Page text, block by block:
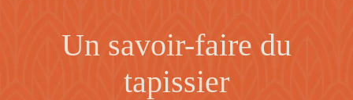
Un savoir-faire du
tapissier